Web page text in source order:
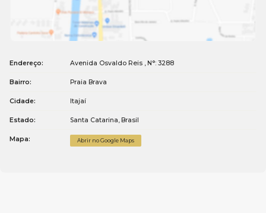
Endereço: Avenida Osvaldo Reis , N°: 3288
Bairro: Praia Brava
Cidade: Itajaí
Estado: Santa Catarina, Brasil
Mapa: Abrir no Google Maps